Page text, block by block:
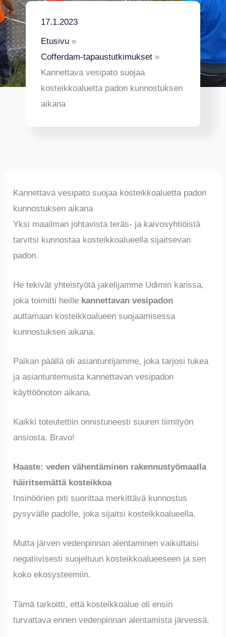
17.1.2023
Etusivu
Cofferdam-tapaustutkimukset
Kannettava vesipato suojaa
kosteikkoaluetta padon kunnostuksen
aikana
Kannettava vesipato suojaa kosteikkoaluetta padon
kunnostuksen aikana
Yksi maailman johtavista teräs- ja kaivosyhtiöistä
tarvitsi kunnostaa kosteikkoalueella sijaitsevan
padon.
He tekivät yhteistyötä jakelijamme Udimin kanssa,
joka toimitti heille kannettavan vesipadon
auttamaan kosteikkoalueen suojaamisessa
kunnostuksen aikana.
Paikan päällä oli asiantuntijamme, joka tarjosi tukea
ja asiantuntemusta kannettavan vesipadon
käyttöönoton aikana.
Kaikki toteutettiin onnistuneesti suuren tiimityön
ansiosta. Bravo!
Haaste: veden vähentäminen rakennustyömaalla
häiritsemättä kosteikkoa
Insinöörien piti suorittaa merkittävä kunnostus
pysyvälle padolle, joka sijaitsi kosteikkoalueella.
Mutta järven vedenpinnan alentaminen vaikuttaisi
negatiivisesti suojeltuun kosteikkoalueeseen ja sen
koko ekosysteemiin.
Tämä tarkoitti, että kosteikkoalue oli ensin
turvattava ennen vedenpinnan alentamista järvessä.